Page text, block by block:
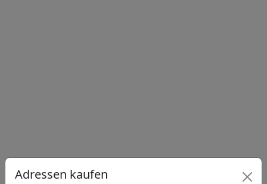
Adressen kaufen